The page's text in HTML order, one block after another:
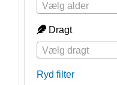
Vælg alder
Dragt
Vælg dragt
Ryd filter